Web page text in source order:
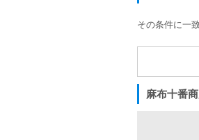
その条件に一
麻布十番